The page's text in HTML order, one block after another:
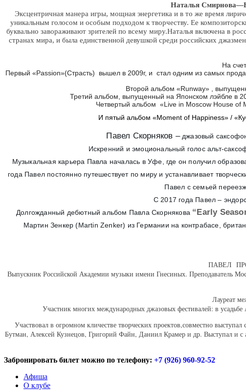
Наталья Смирнова—
Эксцентричная манера игры, мощная энергетика и в то же время
уникальным голосом и особым подходом к творчеству. Ее
буквально завораживают зрителей по всему миру.Наталья включена в
странах мира, и была единственной девушкой среди российских
На
Первый «Passion»(Страсть) вышел в 2009г, и стал одним из самых
Второй альбом «Runway» ,
Третий альбом, выпущенный на Японском лэйбле в
Четвертый альбом «Live in Moscow House
И пятый альбом «Moment of Happiness» /
Павел Скорняков –джазовый
Искренний и эмоциональный голос альт-
Музыкальная карьера Павла началась в Уфе, где он получил
года Павел постоянно путешествует по миру и устанавливает
Павел с семьей
С 2017 года Павел –
Долгожданный дебютный альбом Павла Скорнякова “Early
Мартин Зенкер (Martin Zenker) из Германии на контрабасе,
ПАВЕЛ
Выпускник Российской Академии музыки имени Гнесиных. Преподаватель
Лауреат
Участник многих международных джазовых фестивалей: в
Участвовал в огромном кличестве творческих проектов,совместно
Бутман, Алексей Кузнецов, Григорий Файн, Даниил Крамер и др. Выступал и
Забронировать билет можно по телефону: +7 (926) 960-92-52
Афиша
О клубе